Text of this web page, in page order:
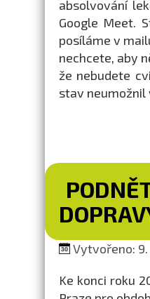
absolvování
Google Meet.
posíláme v
nechcete, aby
že nebudete
stav
Vytvořeno: 9.
Ke konci roku